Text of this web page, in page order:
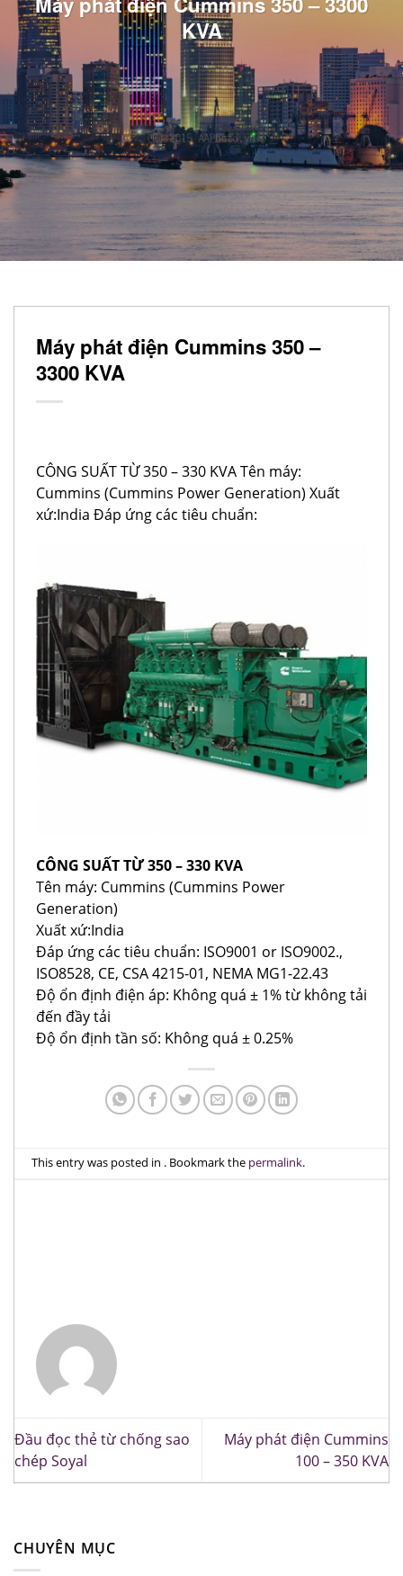
KVA
Máy phát điện Cummins 350 –
3300 KVA
CÔNG SUẤT TỪ 350 – 330 KVA Tên máy:
Cummins (Cummins Power Generation) Xuất
xứ:India Đáp ứng các tiêu chuẩn:
CÔNG SUẤT TỪ 350 – 330 KVA
Tên máy: Cummins (Cummins Power
Generation)
Xuất xứ:India
Đáp ứng các tiêu chuẩn: ISO9001 or ISO9002.,
ISO8528, CE, CSA 4215-01, NEMA MG1-22.43
Độ ổn định điện áp: Không quá ± 1% từ không tải
đến đầy tải
Độ ổn định tần số: Không quá ± 0.25%
This entry was posted in . Bookmark the permalink.
Đầu đọc thẻ từ chống sao
chép Soyal
Máy phát điện Cummins
100 – 350 KVA
CHUYÊN MỤC